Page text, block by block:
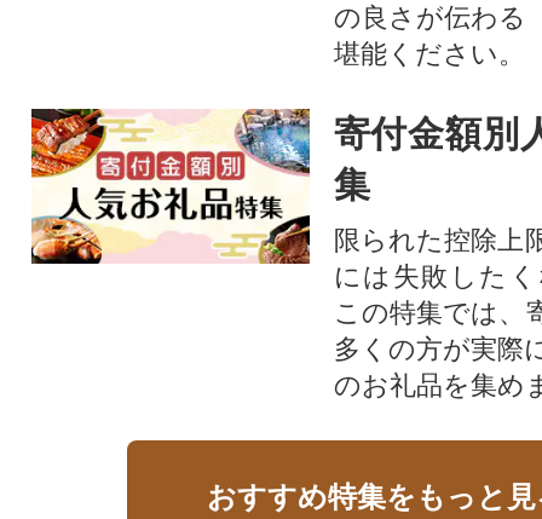
の良さが伝わる
堪能ください。
寄付金額別
集
限られた控除上
には失敗した
この特集では、
多くの方が実際
のお礼品を集め
おすすめ特集をもっと